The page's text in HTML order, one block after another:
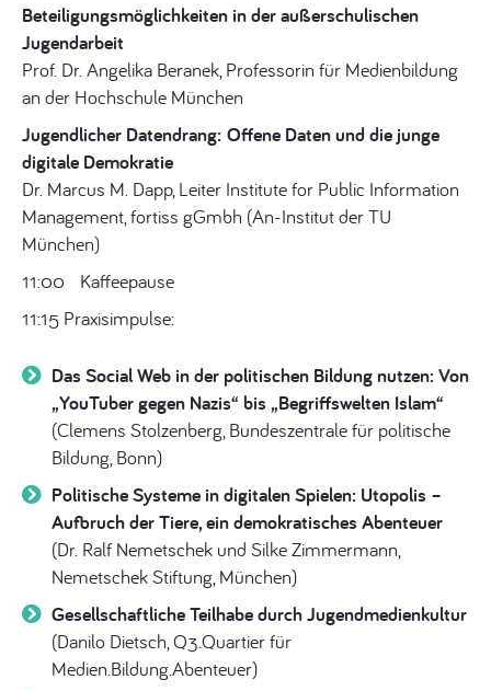
Beteiligungsmöglichkeiten in der außerschulischen
Jugendarbeit
Prof. Dr. Angelika Beranek, Professorin für Medienbildung
an der Hochschule München
Jugendlicher Datendrang: Offene Daten und die junge
digitale Demokratie
Dr. Marcus M. Dapp, Leiter Institute for Public Information
Management, fortiss gGmbh (An-Institut der TU
München)
11:00 Kaffeepause
11:15 Praxisimpulse:
Das Social Web in der politischen Bildung nutzen: Von
„YouTuber gegen Nazis“ bis „Begriffswelten Islam“
(Clemens Stolzenberg, Bundeszentrale für politische
Bildung, Bonn)
Politische Systeme in digitalen Spielen: Utopolis –
Aufbruch der Tiere, ein demokratisches Abenteuer
(Dr. Ralf Nemetschek und Silke Zimmermann,
Nemetschek Stiftung, München)
Gesellschaftliche Teilhabe durch Jugendmedienkultur
(Danilo Dietsch, Q3.Quartier für
Medien.Bildung.Abenteuer)